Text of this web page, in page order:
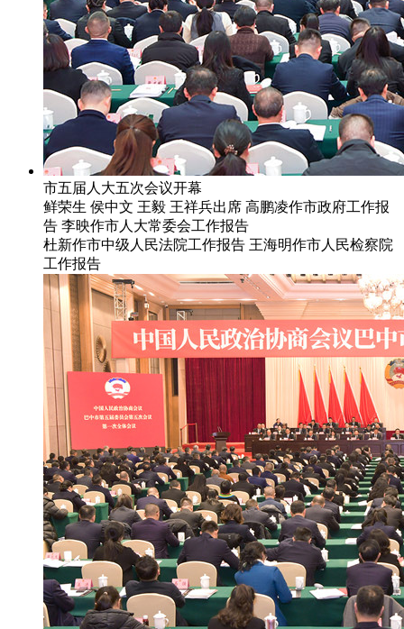
市五届人大五次会议开幕
鲜荣生 侯中文 王毅 王祥兵出席 高鹏凌作市政府工作报
告 李映作市人大常委会工作报告
杜新作市中级人民法院工作报告 王海明作市人民检察院
工作报告